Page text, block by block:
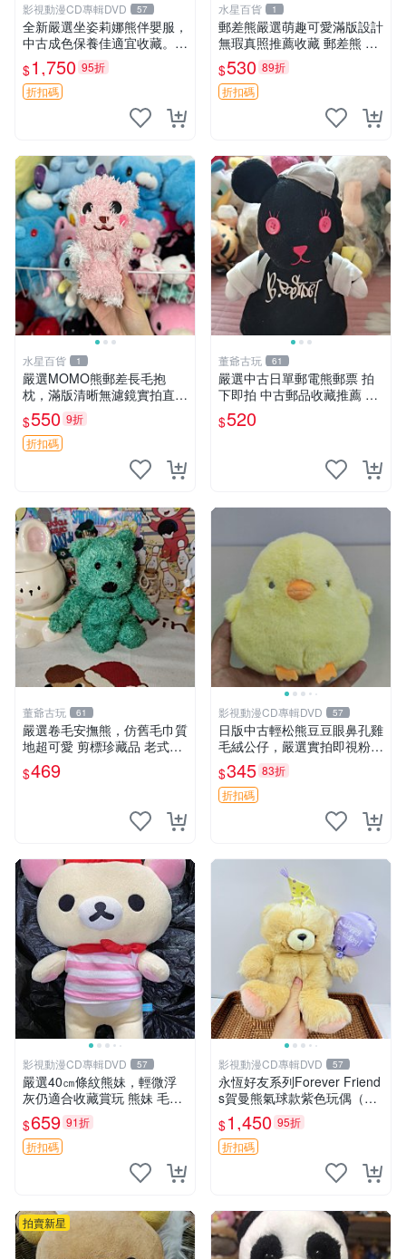
影視動漫CD專輯DVD 57
全新嚴選坐姿莉娜熊伴嬰服，
中古成色保養佳適宜收藏。無
盒子但品質完好，快速出貨。
建議入手！ 中古 玩偶 滬漫
$1,750 95折
折扣碼
水星百貨 1
郵差熊嚴選萌趣可愛滿版設計
無瑕真照推薦收藏 郵差熊 熊
抱枕 紅薯啵啵間
$530 89折
折扣碼
水星百貨 1
嚴選MOMO熊郵差長毛抱
枕，滿版清晰無濾鏡實拍直
銷。每周新品到貨，不容錯
過！ 郵差熊 長毛 抱枕
$550 9折
折扣碼
董爺古玩 61
嚴選中古日單郵電熊郵票 拍
下即拍 中古郵品收藏推薦 郵
票 郵電熊 日本
$520
董爺古玩 61
嚴選卷毛安撫熊，仿舊毛巾質
地超可愛 剪標珍藏品 老式毛
巾質地 安撫熊 款式
$469
影視動漫CD專輯DVD 57
日版中古輕松熊豆豆眼鼻孔雞
毛絨公仔，嚴選實拍即視粉絲
必買 公仔紙箱氣泡膜精心包
裝快速發貨 輕松熊 公仔 雞毛
絨
$345 83折
折扣碼
影視動漫CD專輯DVD 57
嚴選40㎝條紋熊妹，輕微浮
灰仍適合收藏賞玩 熊妹 毛絨
玩具 浮雕熊
$659 91折
折扣碼
影視動漫CD專輯DVD 57
永恆好友系列Forever Friend
s賀曼熊氣球款紫色玩偶（鼻
子稍有磨損） 中古玩具 氣球
熊 玩偶
$1,450 95折
折扣碼
拍賣新星